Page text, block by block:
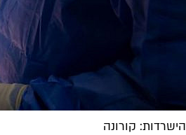
הישרדות: קורונה